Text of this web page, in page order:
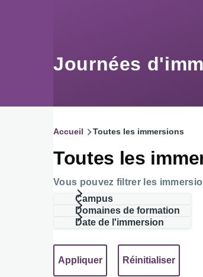
Journées
d'Ariane
Accueil Toutes les immersions
Toutes les
Vous pouvez filtrer les
Campus
Domaines de formation
Date de l'immersion